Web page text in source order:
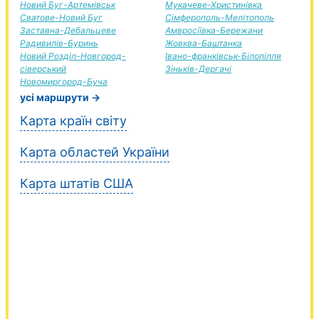
Новий Буг-Артемівськ
Сватове-Новий Буг
Заставна-Дебальцеве
Радивилів-Буринь
Новий Розділ-Новгород-
сіверський
Новомиргород-Буча
Мукачеве-Христинівка
Сімферополь-Мелітополь
Амвросіївка-Бережани
Жовква-Баштанка
Івано-франківськ-Білопілля
Зіньків-Дергачі
усі маршрути →
Карта країн світу
Карта областей України
Карта штатів США